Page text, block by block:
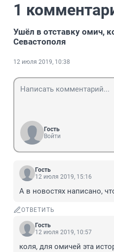
1
Ушёл в отставку омич,
Севастополя
12 июля 2019, 10:38
Гость
Войти
Гость
12 июля 2019, 15:16
А в новостях написано,
ОТВЕТИТЬ
Гость
12 июля 2019, 10:57
коля, для омичей эта